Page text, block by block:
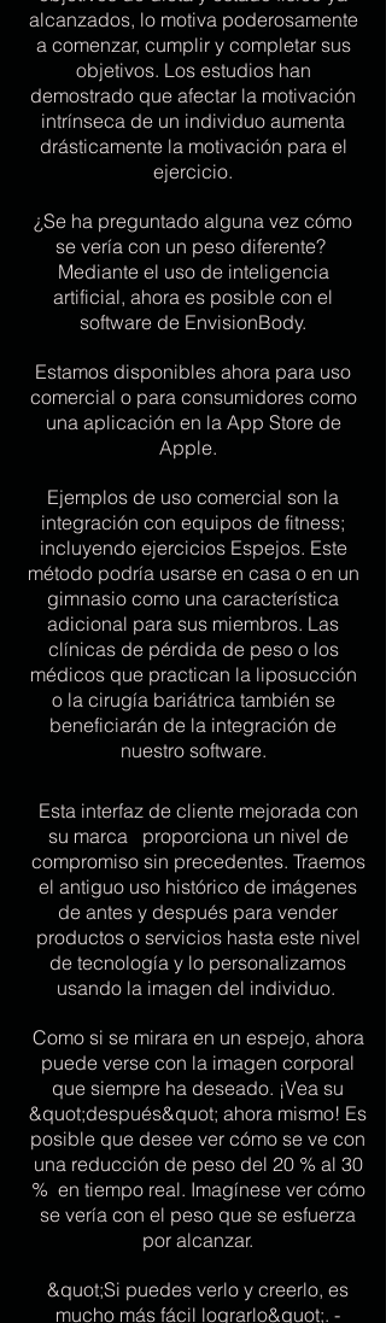
alcanzados, lo motiva poderosamente
a comenzar, cumplir y completar sus
objetivos. Los estudios han
demostrado que afectar la motivación
intrínseca de un individuo aumenta
drásticamente la motivación para el
ejercicio.
¿Se ha preguntado alguna vez cómo
se vería con un peso diferente?
Mediante el uso de inteligencia
artificial, ahora es posible con el
software de EnvisionBody.
Estamos disponibles ahora para uso
comercial o para consumidores como
una aplicación en la App Store de
Apple.
Ejemplos de uso comercial son la
integración con equipos de fitness;
incluyendo ejercicios Espejos. Este
método podría usarse en casa o en un
gimnasio como una característica
adicional para sus miembros. Las
clínicas de pérdida de peso o los
médicos que practican la liposucción
o la cirugía bariátrica también se
beneficiarán de la integración de
nuestro software.
Esta interfaz de cliente mejorada con
su marca proporciona un nivel de
compromiso sin precedentes. Traemos
el antiguo uso histórico de imágenes
de antes y después para vender
productos o servicios hasta este nivel
de tecnología y lo personalizamos
usando la imagen del individuo.
Como si se mirara en un espejo, ahora
puede verse con la imagen corporal
que siempre ha deseado. ¡Vea su
&quot;después&quot; ahora mismo! Es
posible que desee ver cómo se ve con
una reducción de peso del 20 % al 30
% en tiempo real. Imagínese ver cómo
se vería con el peso que se esfuerza
por alcanzar.
&quot;Si puedes verlo y creerlo, es
mucho más fácil lograrlo&quot;. -